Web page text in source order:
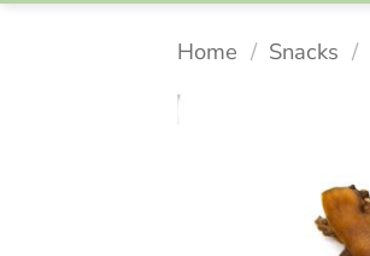
Home / Snacks /